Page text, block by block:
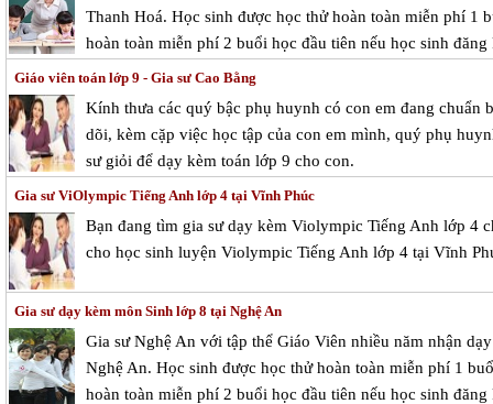
Thanh Hoá. Học sinh được học thử hoàn toàn miễn phí 1
hoàn toàn miễn phí 2 buổi học đầu tiên nếu học sinh
Giáo viên toán lớp 9 - Gia sư Cao Bằng
Kính thưa các quý bậc phụ huynh có con em đang
dõi, kèm cặp việc học tập của con em mình, quý phụ
sư giỏi để dạy kèm toán lớp 9 cho con.
Gia sư ViOlympic Tiếng Anh lớp 4 tại Vĩnh Phúc
Bạn đang tìm gia sư dạy kèm Violympic Tiếng Anh lớp 4
cho học sinh luyện Violympic Tiếng Anh lớp 4 tại Vĩnh
Gia sư dạy kèm môn Sinh lớp 8 tại Nghệ An
Gia sư Nghệ An với tập thể Giáo Viên nhiều năm nhận
Nghệ An. Học sinh được học thử hoàn toàn miễn phí 1
hoàn toàn miễn phí 2 buổi học đầu tiên nếu học sinh